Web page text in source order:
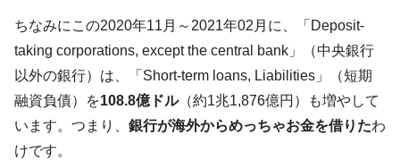
ちなみにこの2020年11月～2021年02月に、「Deposit-
taking corporations, except the central bank」（中央銀行
以外の銀行）は、「Short-term loans, Liabilities」（短期
融資負債）を108.8億ドル（約1兆1,876億円）も増やして
います。つまり、 銀行が海外からめっちゃお金を借りたわ
けです。